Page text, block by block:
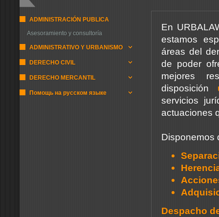
ADMINISTRACIÓN PUBLICA
Asesoramiento y consultoría
ADMINISTRATIVO Y URBANISMO
DERECHO CIVIL
DERECHO MERCANTIL
Помощь на русском языке
En
estamos
áreas del
de poder
mejores
disposición
servicios
actuaciones
Disponemos
Despacho